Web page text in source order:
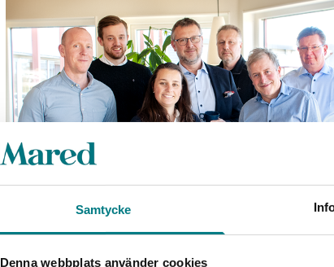
Samtycke
Denna webbplats använder cookies